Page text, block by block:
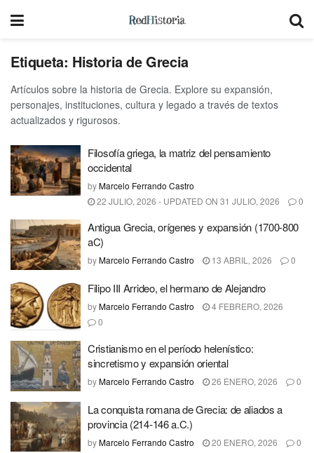
Etiqueta: Historia de Grecia
Artículos sobre la historia de Grecia. Explore su expansión,
personajes, instituciones, cultura y legado a través de textos
actualizados y rigurosos.
Filosofía griega, la matriz del pensamiento
occidental
byMarcelo Ferrando Castro
22 JULIO, 2026 - UPDATED ON 31 JULIO, 2026
0
Antigua Grecia, orígenes y expansión (1700-800
aC)
byMarcelo Ferrando Castro 13 ABRIL, 2026 0
Filipo III Arrideo, el hermano de Alejandro
byMarcelo Ferrando Castro
4 FEBRERO, 2026
0
Cristianismo en el período helenístico:
sincretismo y expansión oriental
byMarcelo Ferrando Castro 26 ENERO, 2026 0
La conquista romana de Grecia: de aliados a
provincia (214-146 a.C.)
byMarcelo Ferrando Castro 20 ENERO, 2026 0